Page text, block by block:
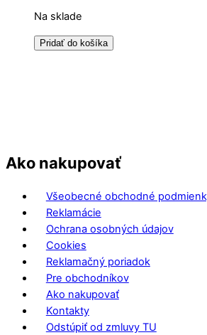
Na sklade
Pridať do košíka
Ako nakupovať
Všeobecné obchodné
Reklamácie
Ochrana osobných údajov
Cookies
Reklamačný poriadok
Pre obchodníkov
Ako nakupovať
Kontakty
Odstúpiť od zmluvy TU